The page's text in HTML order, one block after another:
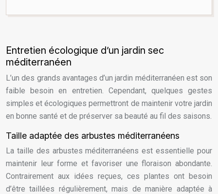
Entretien écologique d’un jardin sec
méditerranéen
L’un des grands avantages d’un jardin méditerranéen est son
faible besoin en entretien. Cependant, quelques gestes
simples et écologiques permettront de maintenir votre jardin
en bonne santé et de préserver sa beauté au fil des saisons.
Taille adaptée des arbustes méditerranéens
La taille des arbustes méditerranéens est essentielle pour
maintenir leur forme et favoriser une floraison abondante.
Contrairement aux idées reçues, ces plantes ont besoin
d’être taillées régulièrement, mais de manière adaptée à